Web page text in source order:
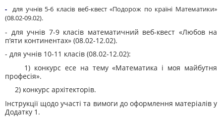
- для учнів 5-6 класів веб-квест «Подорож по країні Математики»
(08.02-09.02).
- для учнів 7-9 класів математичний веб-квест «Любов на
п’яти континентах» (08.02-12.02).
- для учнів 10-11 класів (08.02-12.02):
1) конкурс есе на тему «Математика і моя майбутня
професія».
2) конкурс архітекторів.
Інструкції щодо участі та вимоги до оформлення матеріалів у
Додатку 1.